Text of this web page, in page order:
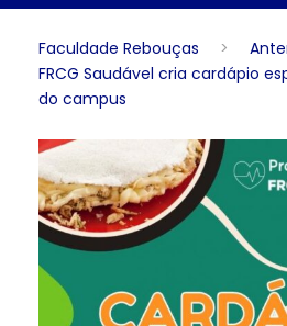
Faculdade Rebouças >
FRCG Saudável cria cardápio
do campus